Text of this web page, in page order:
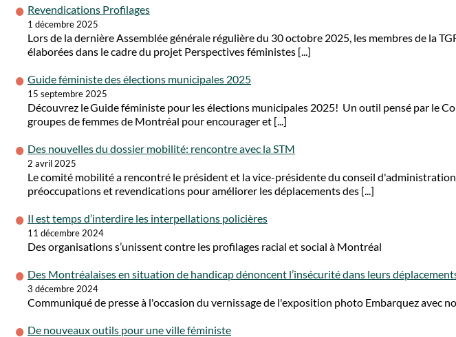
Revendications Profilages
1 décembre 2025
Lors de la dernière Assemblée générale régulière du 30 octobre 2025, les membres de la
élaborées dans le cadre du projet Perspectives féministes [...]
Guide féministe des élections municipales 2025
15 septembre 2025
Découvrez le Guide féministe pour les élections municipales 2025! Un outil pensé par le
groupes de femmes de Montréal pour encourager et [...]
Des nouvelles du dossier mobilité: rencontre avec la STM
2 avril 2025
Le comité mobilité a rencontré le président et la vice-présidente du conseil
préoccupations et revendications pour améliorer les déplacements des [...]
Il est temps d’interdire les interpellations policières
11 décembre 2024
Des organisations s’unissent contre les profilages racial et social à Montréal
Des Montréalaises en situation de handicap dénoncent l’insécurité dans leurs
3 décembre 2024
Communiqué de presse à l'occasion du vernissage de l'exposition photo Embarquez avec
De nouveaux outils pour une ville féministe